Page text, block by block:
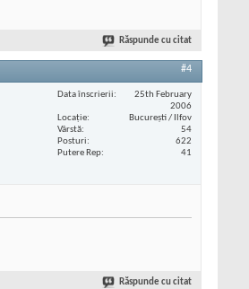
Răspunde cu citat
#4
Data înscrierii
25th February
2006
Locaţie
București / Ilfov
Vârstă
54
Posturi
622
Putere Rep
41
Răspunde cu citat